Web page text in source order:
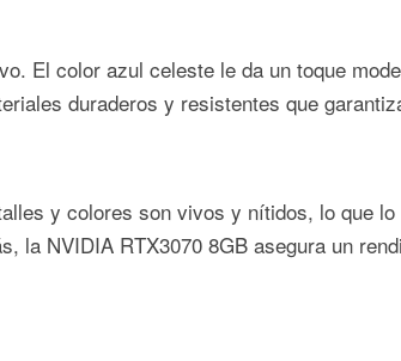
El color azul celeste le da un toque
duraderos y resistentes que
y colores son vivos y nítidos, lo que
la NVIDIA RTX3070 8GB asegura un